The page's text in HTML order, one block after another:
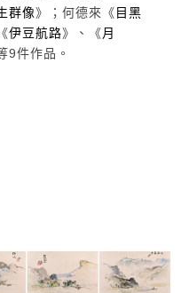
群像》；何德來《 目黑
伊豆航路》、《月
9件作品。